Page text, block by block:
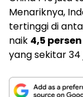
Menariknya,
tertinggi di
naik 4,5 persen
yang sekitar 34